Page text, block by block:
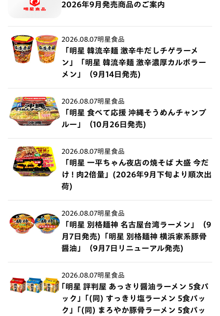
2026年9月発売商品のご案内
2026.08.07明星食品
「明星 韓流辛麺 激辛牛だしチゲラーメ
ン」「明星 韓流辛麺 激辛濃厚カルボラー
メン」（9月14日発売)
2026.08.07明星食品
「明星 食べて応援 沖縄そうめんチャンプ
ルー」（10月26日発売)
2026.08.07明星食品
「明星 一平ちゃん夜店の焼そば 大盛 今だ
け ! 肉2倍量」(2026年9月下旬より順次出
荷)
2026.08.07明星食品
「明星 別格麺神 名古屋台湾ラーメン」（9
月7日発売)「明星 別格麺神 横浜家系豚骨
醤油」（9月7日リニューアル発売)
2026.08.07明星食品
｢明星 評判屋 あっさり醤油ラーメン 5食パ
ック」｢(同) すっきり塩ラーメン 5食パッ
ク」｢(同) まろやか豚骨ラーメン 5食パッ